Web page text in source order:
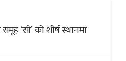
‘सी’ को शीर्ष स्थानमा